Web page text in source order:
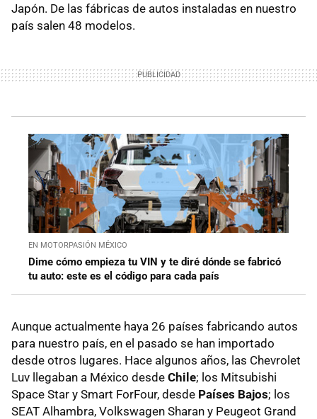
Japón. De las fábricas de autos instaladas en nuestro
país salen 48 modelos.
EN MOTORPASIÓN MÉXICO
Dime cómo empieza tu VIN y te diré dónde se fabricó
tu auto: este es el código para cada país
Aunque actualmente haya 26 países fabricando autos
para nuestro país, en el pasado se han importado
desde otros lugares. Hace algunos años, las Chevrolet
Luv llegaban a México desde Chile; los Mitsubishi
Space Star y Smart ForFour, desde Países Bajos; los
SEAT Alhambra, Volkswagen Sharan y Peugeot Grand